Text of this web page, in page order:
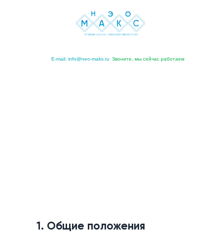
M А К С
Н Э О
ВРЕМЯ ПРЕДОСТАВЛЯТЬ МАКСИМУМ УСЛУГ
E-mail: info@neo-maks.ru Звоните, мы сейчас работаем
1. Общие положения